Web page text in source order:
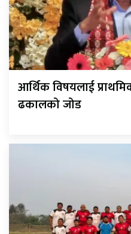
आर्थिक विषयलाई
ढकालको जोड